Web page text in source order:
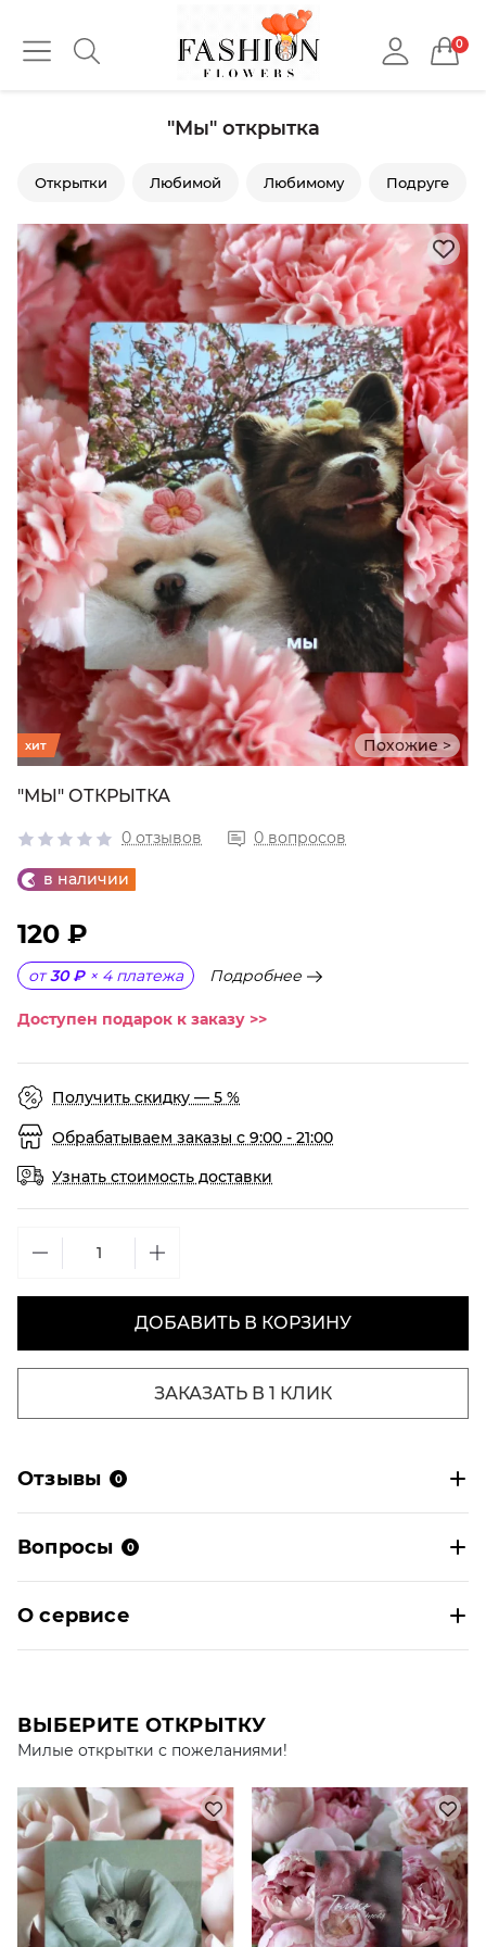
0
"Мы" открытка
Открытки Любимой Любимому Подруге
Похожие >
хит
"МЫ" ОТКРЫТКА
0 отзывов 0 вопросов
в наличии
120 ₽
от 30 ₽ × 4 платежа Подробнее
Доступен подарок к заказу >>
Получить скидку — 5 %
Обрабатываем заказы с 9:00 - 21:00
Узнать стоимость доставки
ДОБАВИТЬ В КОРЗИНУ
ЗАКАЗАТЬ В 1 КЛИК
Отзывы 0
Вопросы 0
О сервисе
ВЫБЕРИТЕ ОТКРЫТКУ
Милые открытки с пожеланиями!